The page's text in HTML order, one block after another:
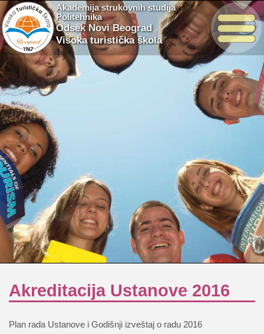
Akademija strukovnih studija
Politehnika
Odsek Novi Beograd
Visoka turistička škola
Akreditacija Ustanove 2016
Plan rada Ustanove i Godišnji izveštaj o radu 2016